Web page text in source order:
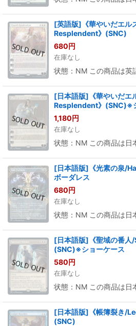
[英語版]《華やいだエル
Resplendent》(SNC)
680円
在庫なし
状態：NM この商品は英
[日本語版]《華やいだエ
Resplendent》(SNC)※
1,180円
在庫なし
状態：NM この商品は日
[日本語版]《光素の泉/
ボーダレス
680円
在庫なし
状態：NM この商品は日
[日本語版]《聖域の番人
(SNC)※ショーケース
580円
在庫なし
状態：NM この商品は日
[日本語版]《帳簿裂き/
(SNC)